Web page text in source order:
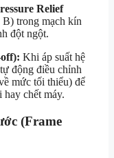
Relief
trong mạch kín
đột ngột.
Khi áp suất hệ
động điều chỉnh
mức tối thiểu) để
hay chết máy.
(Frame